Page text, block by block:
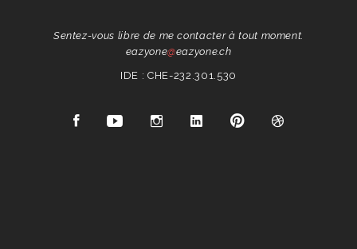
Sentez-vous libre de me contacter à tout moment.
eazyone@eazyone.ch
IDE : CHE-232.301.530